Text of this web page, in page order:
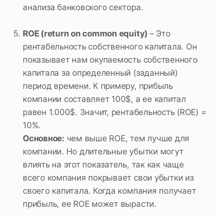
анализа банковского сектора.
ROE (return on common equity) – Это
рентабельность собственного капитала. Он
показывает нам окупаемость собственного
капитала за определенный (заданный)
период времени. К примеру, прибыль
компании составляет 100$, а ее капитал
равен 1.000$. Значит, рентабельность (ROE) =
10%.
Основное: чем выше ROE, тем лучше для
компании. Но длительные убытки могут
влиять на этот показатель, так как чаще
всего компания покрывает свои убытки из
своего капитала. Когда компания получает
прибыль, ее ROE может вырасти.